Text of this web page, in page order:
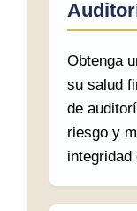
Obtenga
su salud
de
riesgo y
integridad